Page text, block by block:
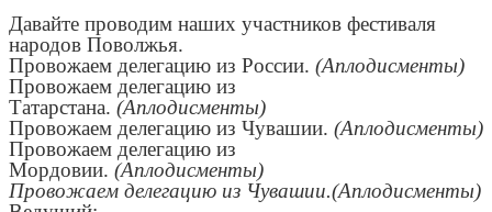
Давайте проводим наших участников фестиваля
народов Поволжья.
Провожаем делегацию из России. (Аплодисменты)
Провожаем делегацию из
Татарстана. (Аплодисменты)
Провожаем делегацию из Чувашии. (Аплодисменты)
Провожаем делегацию из
Мордовии. (Аплодисменты)
Провожаем делегацию из Чувашии.(Аплодисменты)